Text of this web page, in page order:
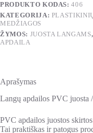
Apvadas
be
dvipusės
lipnios
juostos
PRODUKTO KODAS:406
KATEGORIJA:
MEDŽIAGOS
ŽYMOS: JUOSTA LANGAMS,
APDAILA
Aprašymas
Langų apdailos PVC juosta
PVC apdailos juostos
Tai praktiškas ir patogus